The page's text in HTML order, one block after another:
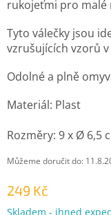
249 Kč
Měrná
Skladem - ihned
Můžeme doručit do:
rukojeťmi pro malé
Tyto válečky jsou
vzrušujících vzorů
Odolné a plně
Materiál: Plast
Rozměry: 9 x Ø 6,5